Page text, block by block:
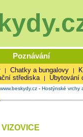
Poznávání
| Chatky a bungalovy |
střediska | Ubytování
www.beskydy.cz- Hostýnské vrchy
VIZOVICE